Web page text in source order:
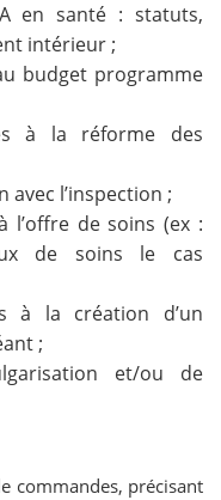
en santé : statuts,
intérieur ;
budget programme
à la réforme des
l’inspection ;
l’offre de soins (ex :
de soins le cas
à la création d’un
;
et/ou de
commandes, précisant